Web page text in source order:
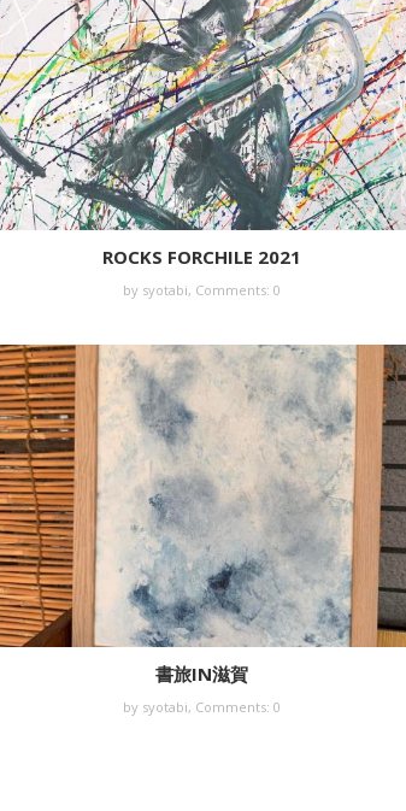
ROCKS FORCHILE 2021
by syotabi, Comments: 0
書旅IN滋賀
by syotabi, Comments: 0